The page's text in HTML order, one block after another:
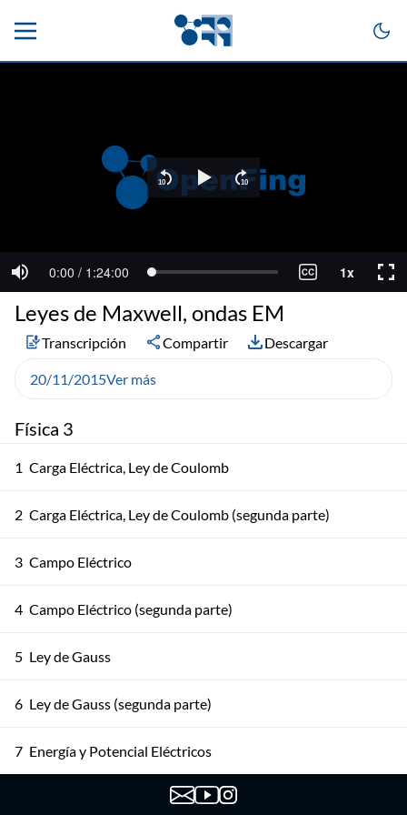
Física 3
1 Carga Eléctrica, Ley de Coulomb
2 Carga Eléctrica, Ley de Coulomb (segunda parte)
3 Campo Eléctrico
4 Campo Eléctrico (segunda parte)
5 Ley de Gauss
6 Ley de Gauss (segunda parte)
7 Energía y Potencial Eléctricos
Energía y Potencial Eléctricos (segunda parte)
Leyes de Maxwell, ondas EM
Transcripción Compartir Descargar
20/11/2015Ver más